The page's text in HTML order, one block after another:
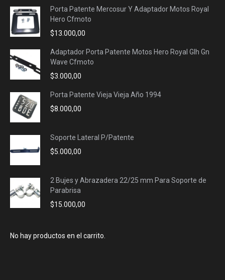
Porta Patente Mercosur Y Adaptador Motos Royal
Hero Cfmoto
$13.000,00
Adaptador Porta Patente Motos Hero Royal Glh Gn
Wave Cfmoto
$3.000,00
Porta Patente Vieja Vieja Año 1994
$8.000,00
Soporte Lateral P/Patente
$5.000,00
2 Bujes y Abrazadera 22/25 mm Para Soporte de
Parabrisa
$15.000,00
No hay productos en el carrito.